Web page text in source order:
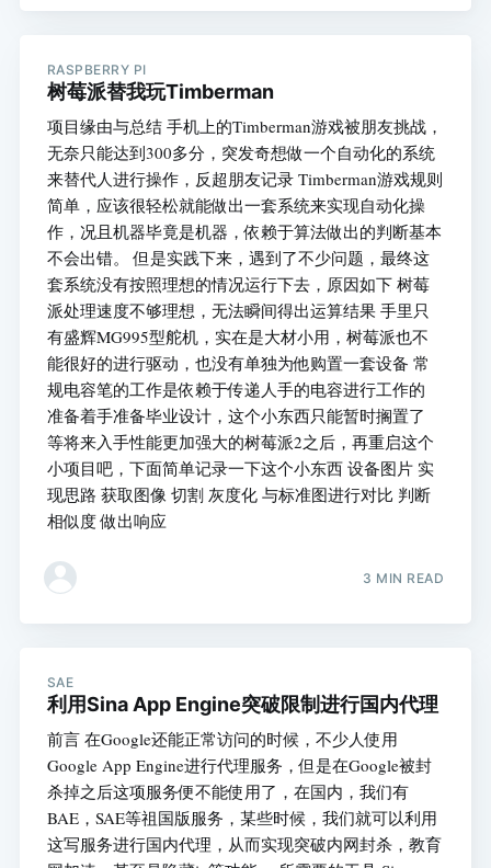
RASPBERRY PI
树莓派替我玩Timberman
项目缘由与总结 手机上的Timberman游戏被朋友挑战，
无奈只能达到300多分，突发奇想做一个自动化的系统
来替代人进行操作，反超朋友记录 Timberman游戏规则
简单，应该很轻松就能做出一套系统来实现自动化操
作，况且机器毕竟是机器，依赖于算法做出的判断基本
不会出错。 但是实践下来，遇到了不少问题，最终这
套系统没有按照理想的情况运行下去，原因如下 树莓
派处理速度不够理想，无法瞬间得出运算结果 手里只
有盛辉MG995型舵机，实在是大材小用，树莓派也不
能很好的进行驱动，也没有单独为他购置一套设备 常
规电容笔的工作是依赖于传递人手的电容进行工作的
准备着手准备毕业设计，这个小东西只能暂时搁置了
等将来入手性能更加强大的树莓派2之后，再重启这个
小项目吧，下面简单记录一下这个小东西 设备图片 实
现思路 获取图像 切割 灰度化 与标准图进行对比 判断
相似度 做出响应
3 MIN READ
SAE
利用Sina App Engine突破限制进行国内代理
前言 在Google还能正常访问的时候，不少人使用
Google App Engine进行代理服务，但是在Google被封
杀掉之后这项服务便不能使用了，在国内，我们有
BAE，SAE等祖国版服务，某些时候，我们就可以利用
这写服务进行国内代理，从而实现突破内网封杀，教育